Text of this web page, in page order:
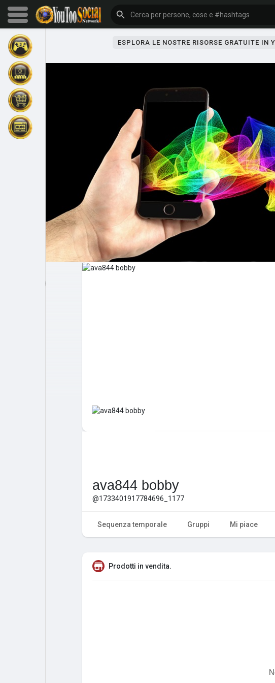
Sfoglia gli eventi
Esplorare
Post popolari Giochi
ESPLORA LE NOSTRE RISORSE GRATUITE IN
ava844 bobby
@1733401917784696_1177
Sequenza temporale Gruppi Mi piace
Prodotti in vendita.